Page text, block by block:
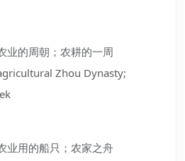
业的周朝；农耕的一周
Zhou Dynasty;
业用的船只；农家之舟